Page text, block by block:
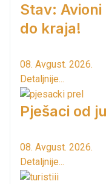
Stav:
do kraja!
08. Avgust. 2026.
Detaljnije...
Pješaci od
08. Avgust. 2026.
Detaljnije...